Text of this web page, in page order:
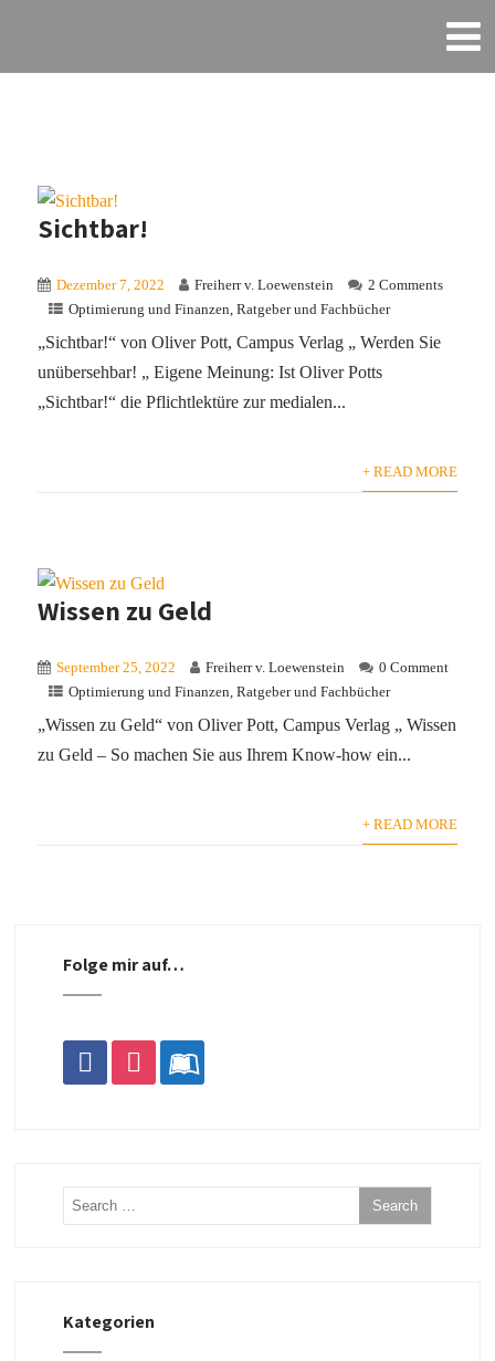
Sichtbar!
Dezember 7, 2022 Freiherr v. Loewenstein
2 Comments
Optimierung und Finanzen,Ratgeber und Fachbücher
„Sichtbar!“ von Oliver Pott, Campus Verlag „ Werden Sie
unübersehbar! „ Eigene Meinung: Ist Oliver Potts
„Sichtbar!“ die Pflichtlektüre zur medialen...
+ READ MORE
Wissen zu Geld
September 25, 2022 Freiherr v. Loewenstein
0 Comment
Optimierung und Finanzen,Ratgeber und Fachbücher
„Wissen zu Geld“ von Oliver Pott, Campus Verlag „ Wissen
zu Geld – So machen Sie aus Ihrem Know-how ein...
+ READ MORE
Folge mir auf…
facebookinstagramleanpub
Kategorien